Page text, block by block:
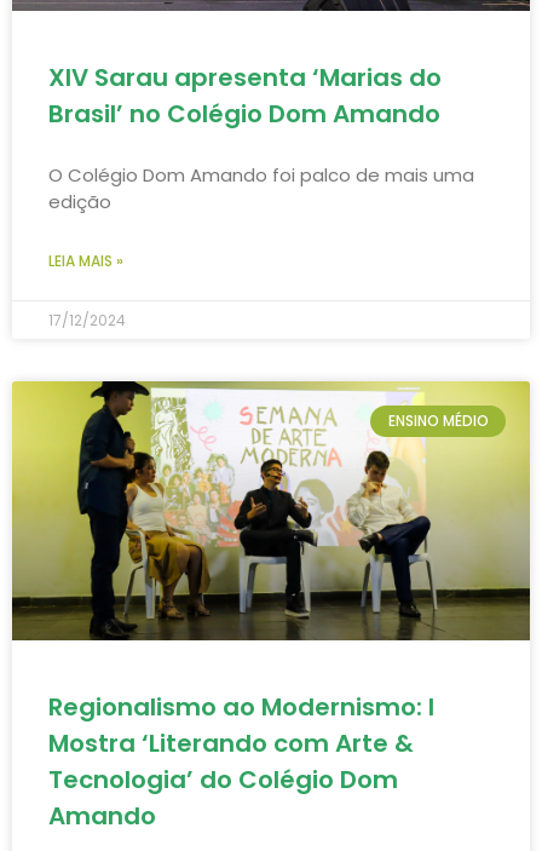
XIV Sarau apresenta ‘Marias do
Brasil’ no Colégio Dom Amando
O Colégio Dom Amando foi palco de mais uma
edição
LEIA MAIS »
17/12/2024
ENSINO MÉDIO
Regionalismo ao Modernismo: I
Mostra ‘Literando com Arte &
Tecnologia’ do Colégio Dom
Amando